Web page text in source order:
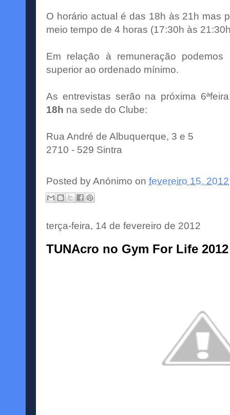
O horário actual é das 18h às 21h mas
meio tempo de 4 horas (17:30h às
Em relação à remuneração
superior ao ordenado mínimo.
As entrevistas serão na próxima
18h na sede do Clube:
Rua André de Albuquerque, 3 e 5
2710 - 529 Sintra
Posted byAnónimo on fevereiro 15, 2012
terça-feira, 14 de fevereiro de 2012
TUNAcro no Gym For Life 2012